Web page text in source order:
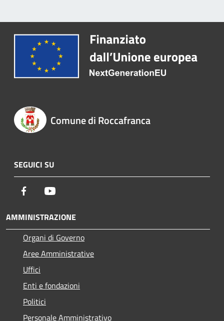
Comune di Roccafranca
SEGUICI SU
Facebook
AMMINISTRAZIONE
Organi di Governo
Aree Amministrative
Uffici
Enti e fondazioni
Politici
Personale Amministrativo